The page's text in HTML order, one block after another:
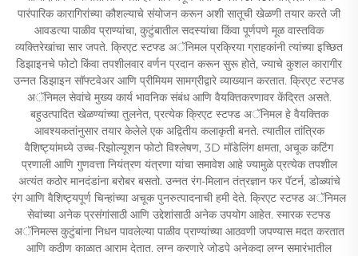
पारंपारिक कारागिरांच्या कौशल्याचे संयोजन करून अशी सातूची खेळणी तयार करते जी
आवडत्या पाळीव प्राण्यांचा, कुटुंबातील सदस्यांचा किंवा पूर्णपणे मूळ वास्तविक
व्यक्तिरेखांचा सार जपते. क्रिएट स्टफ्ड अॅनिमल प्रक्रिया ग्राहकांनी त्यांच्या इच्छित
डिझाइनचे फोटो किंवा तपशीलवार वर्णन प्रदान करून सुरू होते, ज्याचे कुशल कारागीर
उन्नत डिझाइन सॉफ्टवेअर आणि प्रीमियम सामग्रीद्वारे व्याख्यान करतात. क्रिएट स्टफ्ड
अॅनिमल सेवांचे मुख्य कार्य भावनिक संबंध आणि वैयक्तिकरणावर केंद्रित असते.
बहुउत्पादित खेळण्यांच्या तुलनेत, प्रत्येक क्रिएट स्टफ्ड अॅनिमल हे वैयक्तिक
आवश्यकतांनुसार तयार केलेले एक अद्वितीय कलाकृती बनते. त्यातील तांत्रिक
वैशिष्ट्यांमध्ये उच्च-रिझोल्यूशन फोटो विश्लेषण, 3D मॉडेलिंग क्षमता, अचूक कटिंग
प्रणाली आणि गुणवत्ता नियंत्रण यंत्रणा यांचा समावेश आहे ज्यामुळे प्रत्येक तपशील
अत्यंत कठोर मानदंडांना बरोबर बसतो. उन्नत रंग-मिलान तंत्रज्ञान फर पॅटर्न, डोळ्यांचे
रंग आणि वैशिष्ट्यपूर्ण चिन्हांच्या अचूक पुनरुत्पादनाची हमी देते. क्रिएट स्टफ्ड अॅनिमल
सेवांच्या अनेक प्रसंगांसाठी आणि उद्देशांसाठी अनेक उपयोग आहेत. स्मारक स्टफ्ड
अॅनिमल्स कुटुंबांना निधन पावलेल्या पाळीव प्राण्यांच्या आठवणी जपण्यास मदत करतात
आणि कठीण काळात आराम देतात. लग्न करणारे जोडपे अनेकदा लग्न समारंभातील